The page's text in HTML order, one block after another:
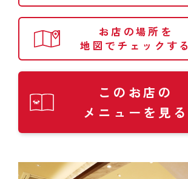
お店の場所を
地図でチェックする
このお店の
メニューを見る